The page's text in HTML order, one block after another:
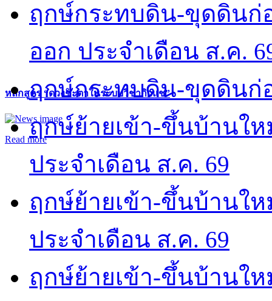
หลักสูตร “ดวงชะตาในระบบวิชากิวแช”
Read more
ฤกษ์กระทบดิน-ขุดดินก่
ออก ประจำเดือน ส.ค.
ฤกษ์กระทบดิน-ขุดดินก่
ฤกษ์ย้ายเข้า-ขึ้นบ้านใ
ประจำเดือน ส.ค. 69
ฤกษ์ย้ายเข้า-ขึ้นบ้านใ
ประจำเดือน ส.ค. 69
ฤกษ์ย้ายเข้า-ขึ้นบ้านให